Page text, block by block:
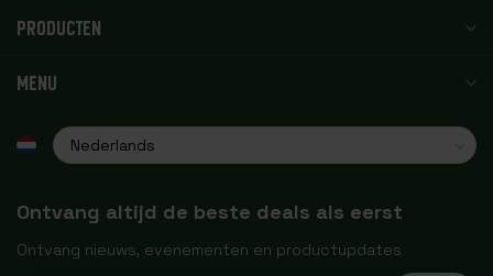
PRODUCTEN
MENU
Ontvang altijd de beste deals als eerst
Ontvang nieuws, evenementen en productupdates